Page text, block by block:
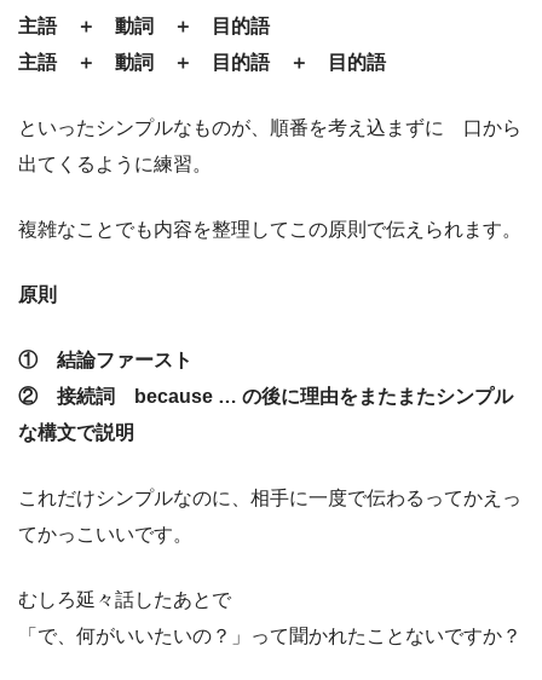
主語 ＋ 動詞 ＋ 目的語
主語 ＋ 動詞 ＋ 目的語 ＋ 目的語
といったシンプルなものが、順番を考え込まずに 口から
出てくるように練習。
複雑なことでも内容を整理してこの原則で伝えられます。
原則
① 結論ファースト
② 接続詞 because … の後に理由をまたまたシンプル
な構文で説明
これだけシンプルなのに、相手に一度で伝わるってかえっ
てかっこいいです。
むしろ延々話したあとで
「で、何がいいたいの？」って聞かれたことないですか？